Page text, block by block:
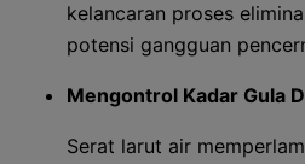
kelancaran proses
potensi gangguan
Mengontrol Kadar Gula
Serat larut air